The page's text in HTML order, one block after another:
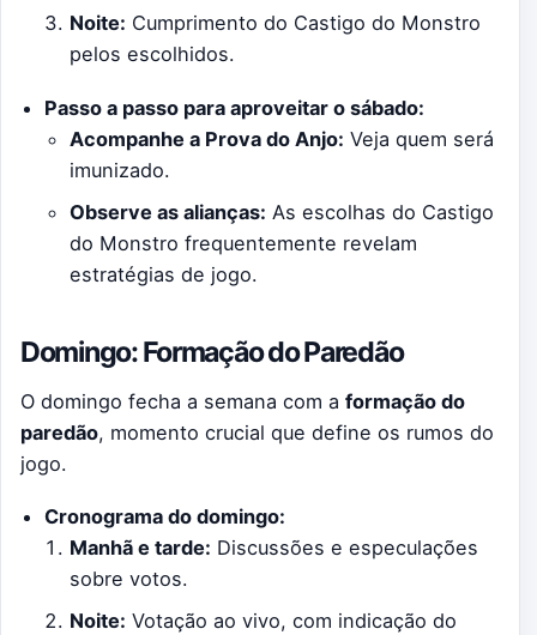
Noite: Cumprimento do Castigo do Monstro
pelos escolhidos.
Passo a passo para aproveitar o sábado:
Acompanhe a Prova do Anjo: Veja quem será
imunizado.
Observe as alianças: As escolhas do Castigo
do Monstro frequentemente revelam
estratégias de jogo.
Domingo: Formação do Paredão
O domingo fecha a semana com a formação do
paredão, momento crucial que define os rumos do
jogo.
Cronograma do domingo:
Manhã e tarde: Discussões e especulações
sobre votos.
Noite: Votação ao vivo, com indicação do